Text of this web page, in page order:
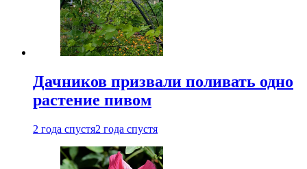
Дачников призвали поливать одно
растение пивом
2 года спустя2 года спустя